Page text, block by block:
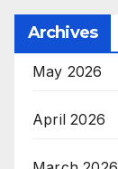
Archives
May 2026
April 2026